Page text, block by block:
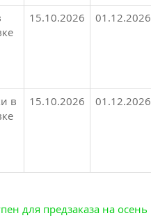
15.10.2026 01.12.2026
в
15.10.2026 01.12.2026
для предзаказа на осень